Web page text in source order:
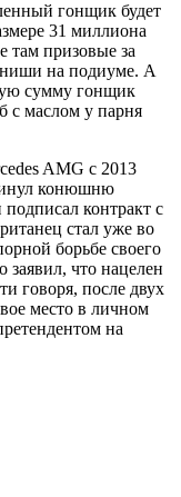
гонщик будет
31 миллиона
там призовые за
на подиуме. А
сумму гонщик
с маслом у парня
AMG с 2013
конюшню
контракт с
стал уже во
борьбе своего
заявил, что нацелен
говоря, после двух
место в личном
на